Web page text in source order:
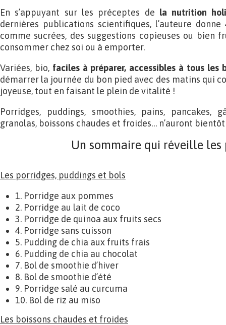
En s’appuyant sur les préceptes de la nutrition
dernières publications scientifiques, l’auteure
comme sucrées, des suggestions copieuses ou bien
consommer chez soi ou à emporter.
Variées, bio, faciles à préparer, accessibles à tous les
démarrer la journée du bon pied avec des matins qui
joyeuse, tout en faisant le plein de vitalité !
Porridges, puddings, smoothies, pains, pancakes,
granolas, boissons chaudes et froides… n’auront
Un sommaire qui réveille les
Les porridges, puddings et bols
1. Porridge aux pommes
2. Porridge au lait de coco
3. Porridge de quinoa aux fruits secs
4. Porridge sans cuisson
5. Pudding de chia aux fruits frais
6. Pudding de chia au chocolat
7. Bol de smoothie d’hiver
8. Bol de smoothie d’été
9. Porridge salé au curcuma
10. Bol de riz au miso
Les boissons chaudes et froides